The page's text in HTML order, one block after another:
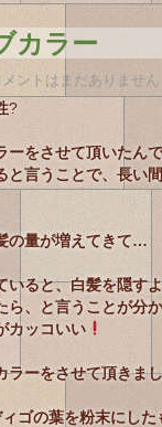
カラー
メントはまだありません
?
ーをさせて頂いたん
と言うことで、長い
の量が増えてきて…
いると、白髪を隠す
ら、と言うことが分
カッコいい
ラーをさせて頂きま
ゴの葉を粉末にし